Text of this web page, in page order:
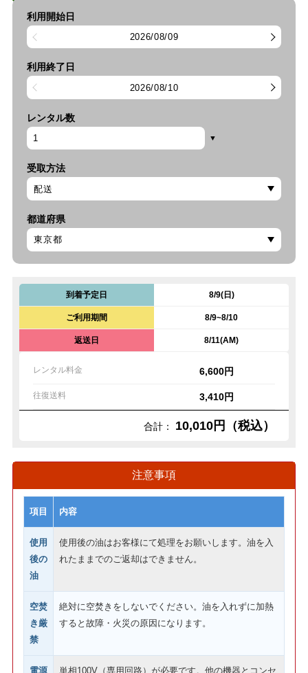
利用開始日
2026/08/09
利用終了日
2026/08/10
レンタル数
受取方法
都道府県
到着予定日 8/9(日)
ご利用期間 8/9~8/10
返送日 8/11(AM)
レンタル料金 6,600円
往復送料 3,410円
合計： 10,010円（税込）
注意事項
項目 内容
使用
後の
油
使用後の油はお客様にて処理をお願いします。油を入
れたままでのご返却はできません。
空焚
き厳
禁
絶対に空焚きをしないでください。油を入れずに加熱
すると故障・火災の原因になります。
電源 単相100V（専用回路）が必要です。他の機器とコンセ